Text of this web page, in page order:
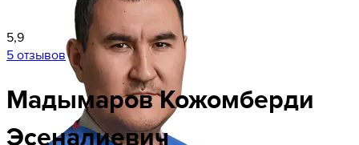
5,9
5 отзывов
МадымаровКожомберди
Эсеналиевич